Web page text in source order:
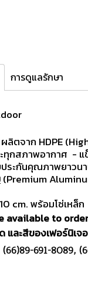
การดูแลรักษา
ผลิตจาก HDPE
ทุกสภาพอากาศ - แ
ระกันคุณภาพยาวน
(Premium
cm. พร้อมโซ่เหล็ก
available to
ละสีของเฟอร์นิเจ
(66)89-691-8089,